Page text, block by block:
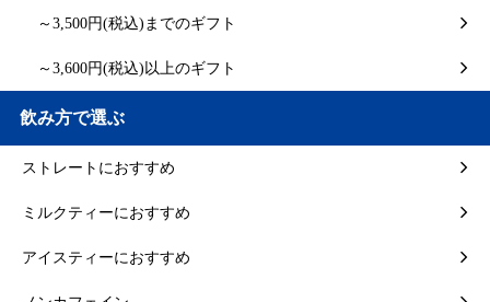
～3,500円(税込)までのギフト
～3,600円(税込)以上のギフト
飲み方で選ぶ
ストレートにおすすめ
ミルクティーにおすすめ
アイスティーにおすすめ